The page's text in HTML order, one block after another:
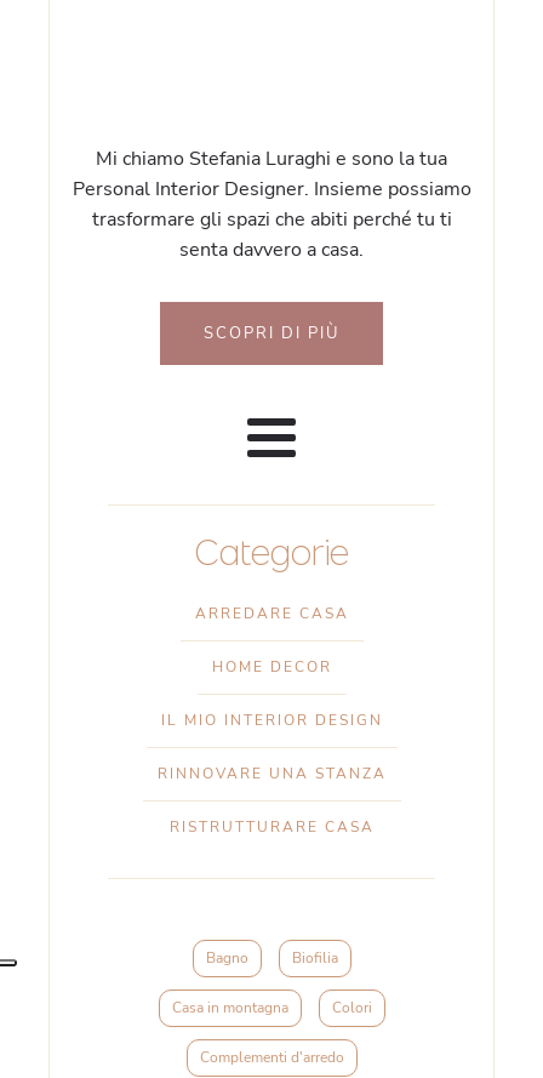
Mi chiamo Stefania Luraghi e sono la tua
Personal Interior Designer. Insieme possiamo
trasformare gli spazi che abiti perché tu ti
senta davvero a casa.
SCOPRI DI PIÙ
Categorie
ARREDARE CASA
HOME DECOR
IL MIO INTERIOR DESIGN
RINNOVARE UNA STANZA
RISTRUTTURARE CASA
Bagno Biofilia
Casa in montagna Colori
Complementi d'arredo